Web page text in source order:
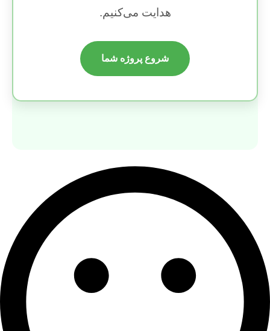
هدایت می‌کنیم.
شروع پروژه شما